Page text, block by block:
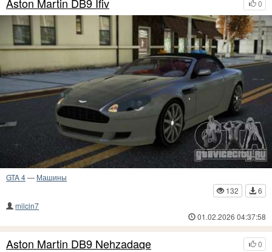
0
GTA 4— Машины
132
6
milcin7
01.02.2026 04:37:58
0
Aston Martin DB9 Nehzadaqe